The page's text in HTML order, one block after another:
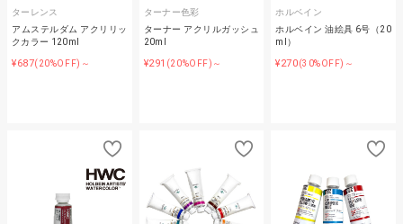
ターレンス
アムステルダム アクリリッ
クカラー 120ml
¥687(20%OFF)～
ターナー色彩
ターナー アクリルガッシュ
20ml
¥291 (20%OFF)～
ホルベイン
ホルベイン 油絵具 6号（20
ml）
¥270(30%OFF)～